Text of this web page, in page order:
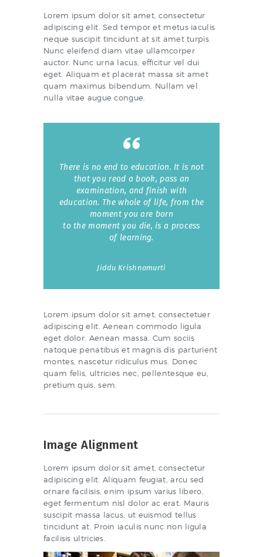
Lorem ipsum dolor sit amet, consectetur
adipiscing elit. Sed tempor et metus iaculis
neque suscipit tincidunt at sit amet turpis.
Nunc eleifend diam vitae ullamcorper
auctor. Nunc urna lacus, efficitur vel dui
eget. Aliquam et placerat massa sit amet
quam maximus bibendum. Nullam vel
nulla vitae augue congue.
There is no end to education. It is not
that you read a book, pass an
examination, and finish with
education. The whole of life, from the
moment you are born
to the moment you die, is a process
of learning.
Jiddu Krishnamurti
Lorem ipsum dolor sit amet, consectetuer
adipiscing elit. Aenean commodo ligula
eget dolor. Aenean massa. Cum sociis
natoque penatibus et magnis dis parturient
montes, nascetur ridiculus mus. Donec
quam felis, ultricies nec, pellentesque eu,
pretium quis, sem.
Image Alignment
Lorem ipsum dolor sit amet, consectetur
adipiscing elit. Aliquam feugiat, arcu sed
ornare facilisis, enim ipsum varius libero,
eget fermentum nisl dolor ac erat. Mauris
suscipit massa lacus, ut euismod tellus
tincidunt at. Proin iaculis nunc non ligula
facilisis ultricies.